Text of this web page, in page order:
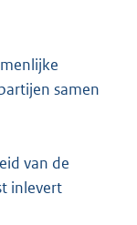
samen
van de
inlevert